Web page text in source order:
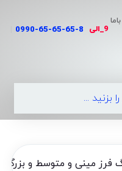
9_الی 0990-65-65-65
فرز مینی و متوسط و بزرگ